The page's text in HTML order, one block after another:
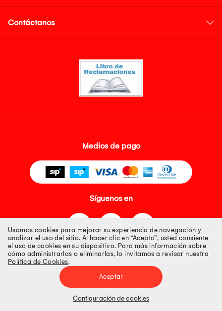
Contáctanos
Medios de pago
Síguenos en
Tienda 100% Segura
Tiendas Peruanas S.A. R.U.C. Nº 20493020618. Todos los derechos
Precios disponibles solo en www.oechsle.pe. Precios online publicados
Usamos cookies para mejorar su experiencia de navegación y
analizar el uso del sitio. Al hacer clic en “Acepto”, usted consiente
el uso de cookies en su dispositivo. Para más información sobre
cómo administrarlas o eliminarlas, lo invitamos a revisar nuestra
Política de Cookies.
Aceptar
Configuración de cookies